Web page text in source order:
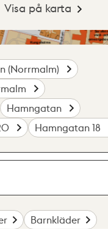
Visa på karta
(Norrmalm)
Hamngatan
Hamngatan 18
Barnkläder